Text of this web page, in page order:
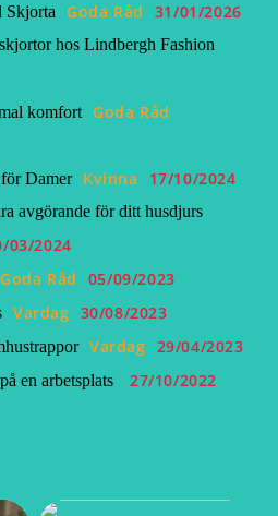
Skjorta Goda Råd 31/01/2026
hos Lindbergh Fashion
komfort Goda Råd
Damer Kvinna 17/10/2024
avgörande för ditt husdjurs
03/2024
Goda Råd 05/09/2023
Vardag 30/08/2023
Vardag 29/04/2023
en arbetsplats 27/10/2022